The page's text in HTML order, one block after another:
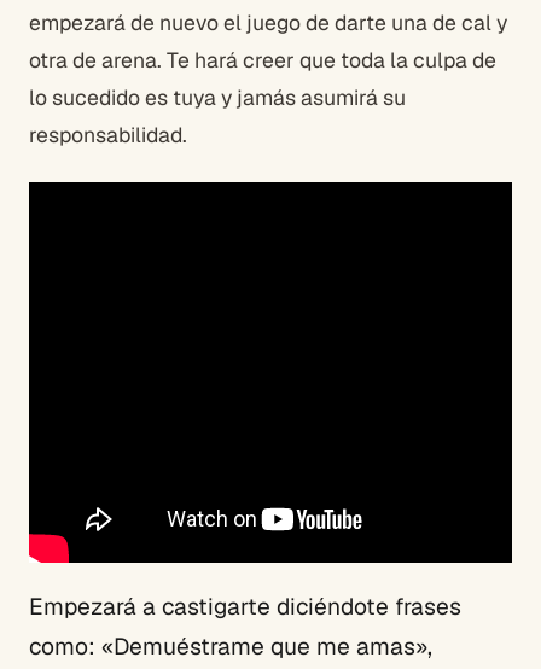
empezará de nuevo el juego de darte una de cal y
otra de arena. Te hará creer que toda la culpa de
lo sucedido es tuya y jamás asumirá su
responsabilidad.
Empezará a castigarte diciéndote frases
como: «Demuéstrame que me amas»,